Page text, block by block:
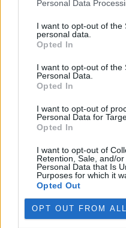
Personal Data
I want to opt-out of the
personal data.
Opted In
I want to opt-out of the
Personal Data.
Opted In
I want to opt-out of
Personal Data for
Opted In
I want to opt-out of
Retention, Sale, and/
Personal Data that Is
Purposes for which it
Opted Out
OPT OUT FROM ALL
dohledem svých matek
Olomoucká zoo začala
později chov tohoto
tam narodilo 21 mláďat.
siluetami zvěře
1.8.2026 17:22 | PLZEŇ (
zvířat, QR kódy a mobilní
i dětským skupinám, které
zajistila městská organizace
Plzně, řekl ČTK vedoucí